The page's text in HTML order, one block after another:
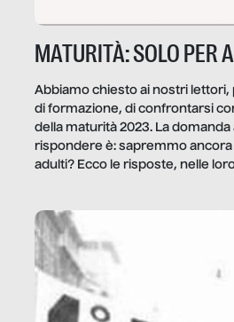
MATURITÀ: SOLO PER
Abbiamo chiesto ai nostri lettori,
di formazione, di confrontarsi
della maturità 2023. La
rispondere è: sapremmo
adulti? Ecco le risposte, nelle